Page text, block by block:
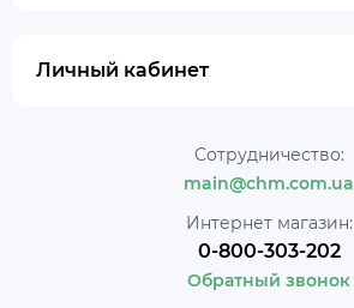
Личный кабинет
Сотрудничество:
main@chm.com.ua
Интернет магазин:
0-800-303-202
Обратный звонок